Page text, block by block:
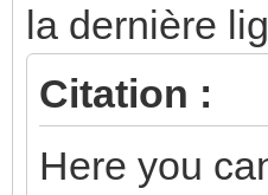
la dernière
Citation :
Here you